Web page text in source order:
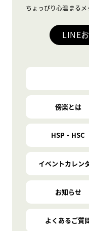
ちょっぴり心温まるメ
LINE
傍楽とは
HSP・HSC
イベントカレン
お知らせ
よくあるご質